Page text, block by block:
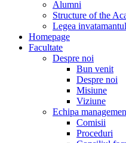
Alumni
Structure of the
Legea
Homepage
Facultate
Despre noi
Bun venit
Despre noi
Misiune
Viziune
Echipa
Comisii
Proceduri